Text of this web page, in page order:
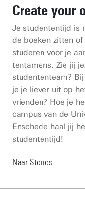
Create your
Je studententijd is
de boeken zitten
studeren voor je
tentamens. Zie jij
studententeam?
je je liever uit op
vrienden?️ Hoe je
campus van de
Enschede haal jij
studententijd!
Naar Stories